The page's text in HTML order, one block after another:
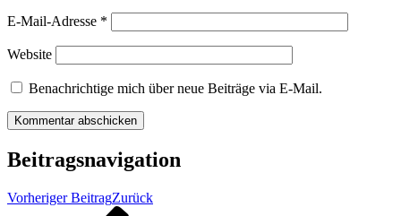
E-Mail-Adresse *
Website
Benachrichtige mich über neue Beiträge via E-Mail.
Beitragsnavigation
Vorheriger BeitragZurück